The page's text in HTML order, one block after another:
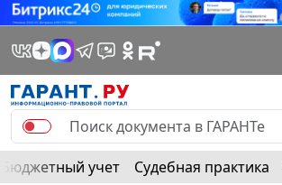
Бюджетный учет Судебная практика